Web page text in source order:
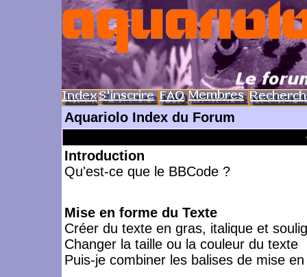
Aquariolo Index du Forum
Introduction
Qu'est-ce que le BBCode ?
Mise en forme du Texte
Créer du texte en gras, italique et
Changer la taille ou la couleur du texte
Puis-je combiner les balises de mise